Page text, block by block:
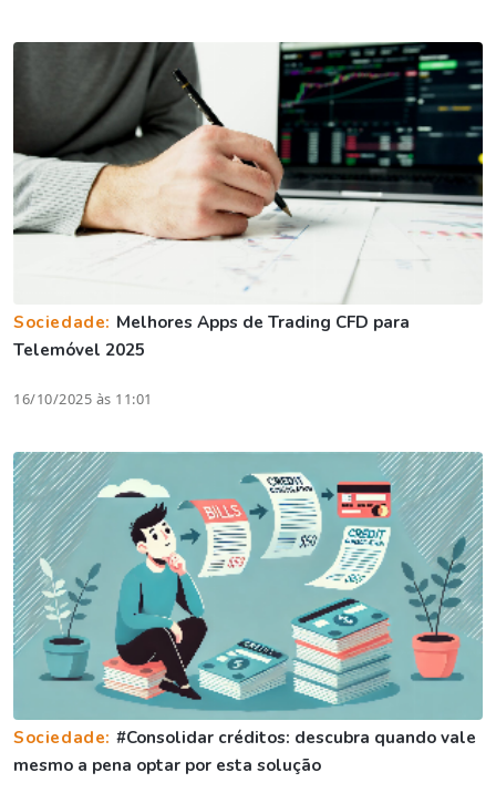
Sociedade: Melhores Apps de Trading CFD para
Telemóvel 2025
16/10/2025 às 11:01
Sociedade: #Consolidar créditos: descubra quando vale
mesmo a pena optar por esta solução